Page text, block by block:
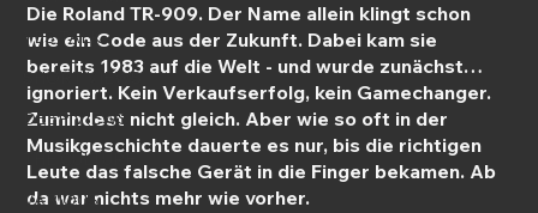
YES TALK
SHORT VIEWS
DEEP VIEWS
THE CULTURE
VARIOUS
Die Roland TR-909. Der Name allein klingt schon
wie ein Code aus der Zukunft. Dabei kam sie
bereits 1983 auf die Welt - und wurde zunächst…
ignoriert. Kein Verkaufserfolg, kein Gamechanger.
Zumindest nicht gleich. Aber wie so oft in der
Musikgeschichte dauerte es nur, bis die richtigen
Leute das falsche Gerät in die Finger bekamen. Ab
da war nichts mehr wie vorher.